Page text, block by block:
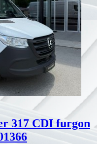
317 CDI furgon